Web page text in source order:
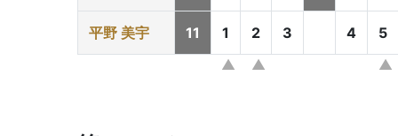
平野 美宇 11 1 2 3 4 5